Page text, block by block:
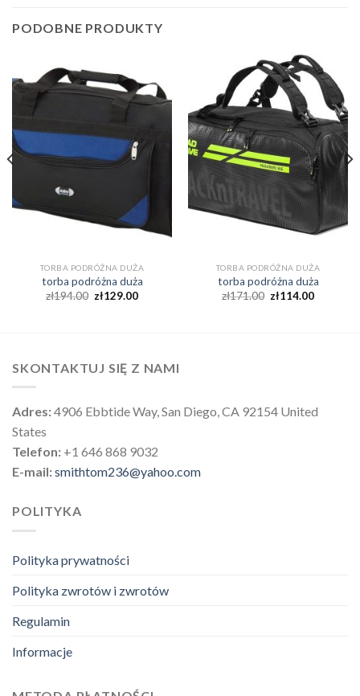
PODOBNE PRODUKTY
TORBA PODRÓŻNA DUŻA
torba podróżna duża
zł194.00 zł129.00
TORBA PODRÓŻNA DUŻA
torba podróżna duża
zł171.00 zł114.00
SKONTAKTUJ SIĘ Z NAMI
Adres:4906 Ebbtide Way, San Diego, CA 92154 United
States
Telefon: +1 646 868 9032
E-mail:smithtom236@yahoo.com
POLITYKA
Polityka prywatności
Polityka zwrotów i zwrotów
Regulamin
Informacje